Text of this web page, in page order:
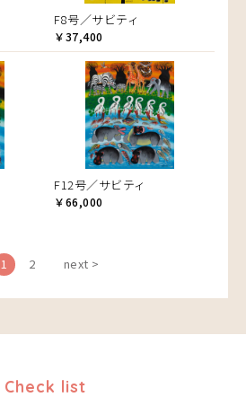
F8号／サビティ
￥37,400
F12号／サビティ
￥66,000
1 2 next >
Check list